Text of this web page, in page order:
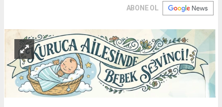
ABONE OL